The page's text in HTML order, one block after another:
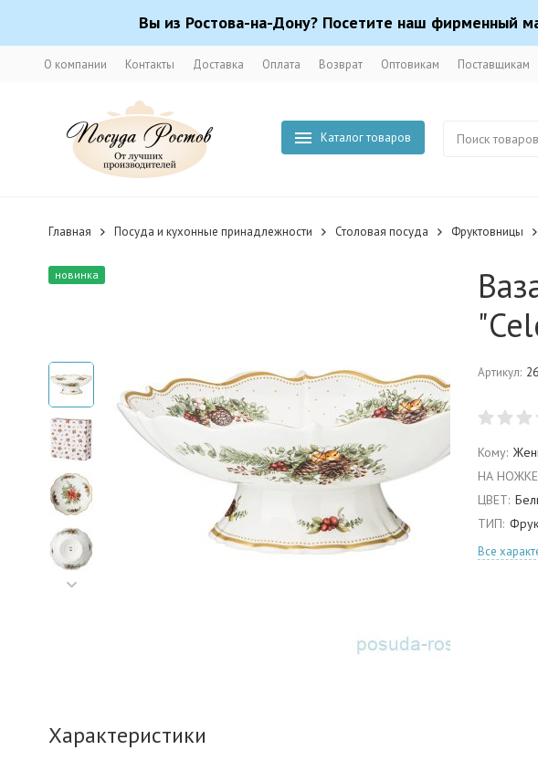
Вы из Ростова-на-Дону? Посетите наш фирменный
О компании Контакты Доставка Оплата Возврат Оптовикам Поставщикам
Каталог товаров
Главная Посуда и кухонные принадлежности Столовая посуда Фруктовницы
новинка
Артикул:
Кому:
НА
ЦВЕТ:
ТИП:
Все
Характеристики